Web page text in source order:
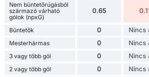
Nem büntetőrúgásból
származó várható
gólok (npxG)
0.65
Büntetők 0 Nincs
Mesterhármas 0 Nincs
3 vagy több gól 0 Nincs
2 vagy több gól 0 Nincs